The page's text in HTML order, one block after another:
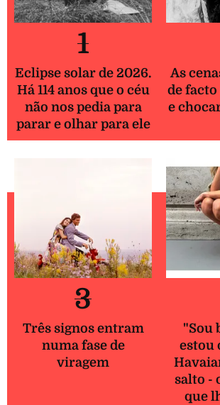
1
Eclipse solar de 2026.
Há 114 anos que o céu
não nos pedia para
parar e olhar para ele
As
de
e
3
Três signos entram
numa fase de
viragem
"Sou
estou
salto -
que